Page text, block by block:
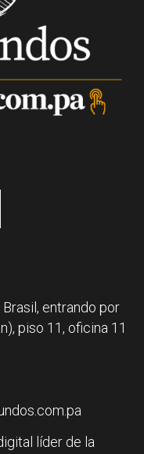
entrando por
piso 11, oficina 11
líder de la